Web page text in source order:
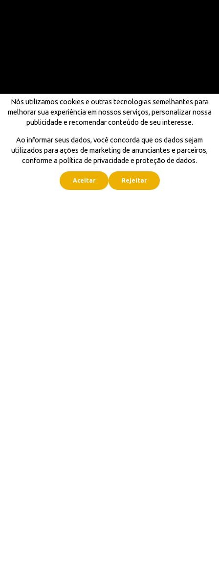
Nós utilizamos cookies e outras tecnologias semelhantes para
melhorar sua experiência em nossos serviços, personalizar nossa
publicidade e recomendar conteúdo de seu interesse.
Ao informar seus dados, você concorda que os dados sejam
utilizados para ações de marketing de anunciantes e parceiros,
conforme a política de privacidade e proteção de dados.
Aceitar Rejeitar